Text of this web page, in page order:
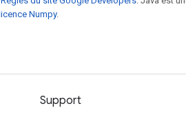
licence Numpy.
Support